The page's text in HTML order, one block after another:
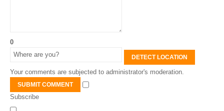
0
DETECT LOCATION
Your comments are subjected to administrator's moderation.
SUBMIT COMMENT
Subscribe